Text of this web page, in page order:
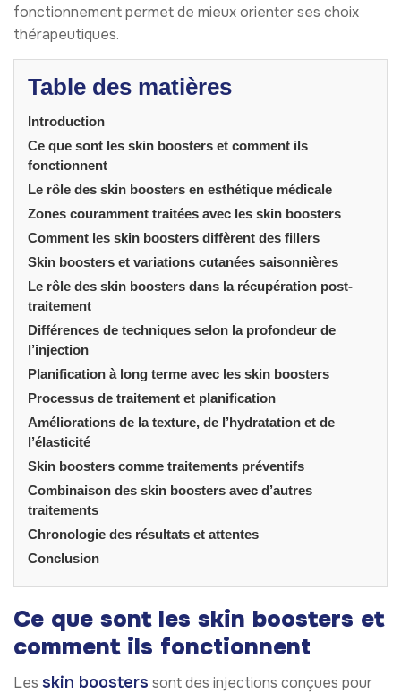
fonctionnement permet de mieux orienter ses choix
thérapeutiques.
Table des matières
Introduction
Ce que sont les skin boosters et comment ils
fonctionnent
Le rôle des skin boosters en esthétique médicale
Zones couramment traitées avec les skin boosters
Comment les skin boosters diffèrent des fillers
Skin boosters et variations cutanées saisonnières
Le rôle des skin boosters dans la récupération post-
traitement
Différences de techniques selon la profondeur de
l’injection
Planification à long terme avec les skin boosters
Processus de traitement et planification
Améliorations de la texture, de l’hydratation et de
l’élasticité
Skin boosters comme traitements préventifs
Combinaison des skin boosters avec d’autres
traitements
Chronologie des résultats et attentes
Conclusion
Ce que sont les skin boosters et
comment ils fonctionnent
Les skin boosters sont des injections conçues pour